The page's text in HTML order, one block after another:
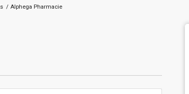
/ Alphega Pharmacie